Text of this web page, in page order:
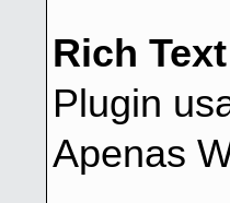
Rich
Plugin
Apenas